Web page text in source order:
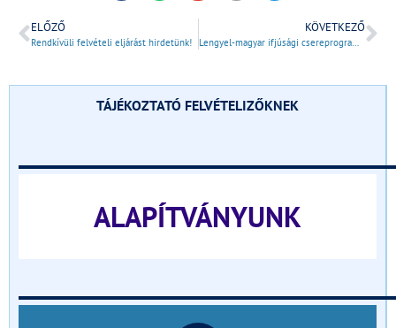
ELŐZŐ
Rendkívüli felvételi eljárást hirdetünk!
KÖVETKEZŐ
Lengyel-magyar ifjúsági csereprogram Magyarországon
TÁJÉKOZTATÓ FELVÉTELIZŐKNEK
ALAPÍTVÁNYUNK